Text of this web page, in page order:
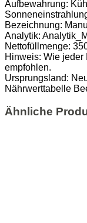
Aufbewahrung:
Bezeichnung:
Analytik:
Nettofüllmenge:
Hinweis: Wie jeder
empfohlen.
Ursprungsland:
Nährwerttabelle
Ähnliche